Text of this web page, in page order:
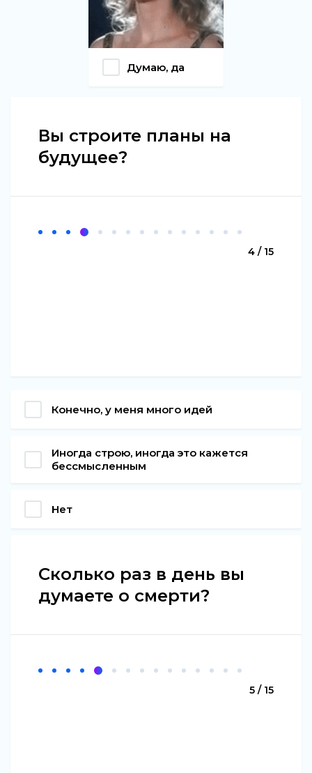
Думаю, да
Вы строите планы на
будущее?
4 / 15
Конечно, у меня много идей
Иногда строю, иногда это кажется
бессмысленным
Нет
Сколько раз в день вы
думаете о смерти?
5 / 15